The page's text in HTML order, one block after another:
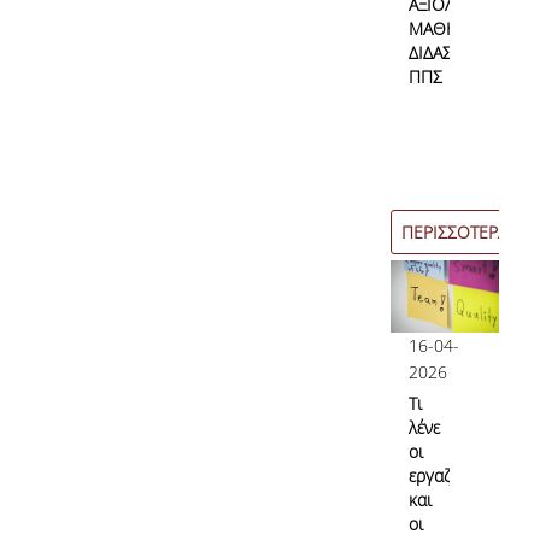
ΑΞΙΟΛΟΓΗΣΗ
ΜΑΘΗΜΑΤΩΝ/
ΔΙΔΑΣΚΑΛΙΑΣ
ΠΠΣ
ΠΕΡΙΣΣΟΤΕΡΑ
16-04-
2026
Τι
λένε
οι
εργαζόμενες
και
οι